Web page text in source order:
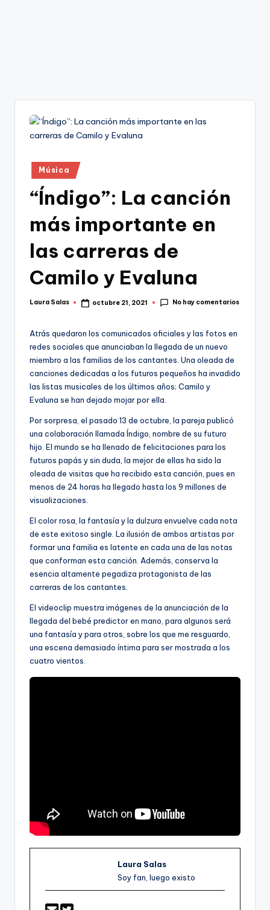
Publicado
en
Música
“Índigo”: La canción
más importante en
las carreras de
Camilo y Evaluna
Publicado
Laura Salas octubre 21, 2021 No hay comentarios
Atrás quedaron los comunicados oficiales y las fotos en
redes sociales que anunciaban la llegada de un nuevo
miembro a las familias de los cantantes. Una oleada de
canciones dedicadas a los futuros pequeños ha invadido
las listas musicales de los últimos años; Camilo y
Evaluna se han dejado mojar por ella.
Por sorpresa, el pasado 13 de octubre, la pareja publicó
una colaboración llamada Índigo, nombre de su futuro
hijo. El mundo se ha llenado de felicitaciones para los
futuros papás y sin duda, la mejor de ellas ha sido la
oleada de visitas que ha recibido esta canción, pues en
menos de 24 horas ha llegado hasta los 9 millones de
visualizaciones.
El color rosa, la fantasía y la dulzura envuelve cada nota
de este exitoso single. La ilusión de ambos artistas por
formar una familia es latente en cada una de las notas
que conforman esta canción. Además, conserva la
esencia altamente pegadiza protagonista de las
carreras de los cantantes.
El videoclip muestra imágenes de la anunciación de la
llegada del bebé predictor en mano, para algunos será
una fantasía y para otros, sobre los que me resguardo,
una escena demasiado íntima para ser mostrada a los
cuatro vientos.
Laura Salas
Soy fan, luego existo